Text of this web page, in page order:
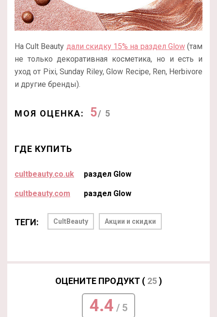
На Cult Beauty дали скидку 15% на раздел Glow(там
не только декоративная косметика, но и есть и
уход от Pixi, Sunday Riley, Glow Recipe, Ren, Herbivore
и другие бренды).
МОЯ ОЦЕНКА: 5/ 5
ГДЕ КУПИТЬ
cultbeauty.co.uk раздел Glow
cultbeauty.com раздел Glow
ТЕГИ: CultBeauty Акции и скидки
ОЦЕНИТЕ ПРОДУКТ ( 25)
4.4 / 5